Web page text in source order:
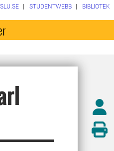
SLU.SE STUDENTWEBB BIBLIOTEK